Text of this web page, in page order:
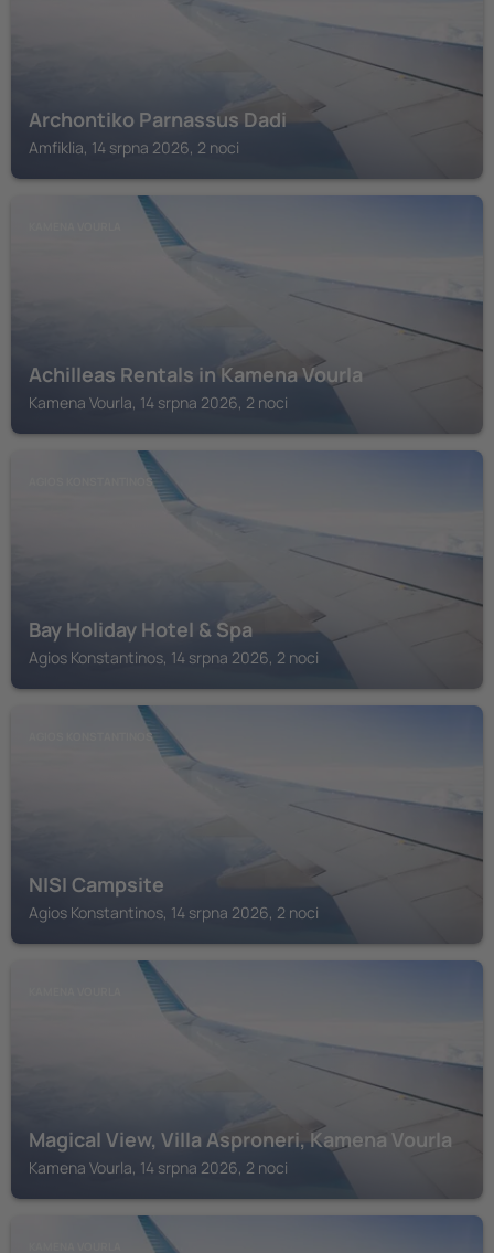
Archontiko Parnassus Dadi
Amfiklia, 14 srpna 2026, 2 noci
Achilleas Rentals in Kamena Vourla
Kamena Vourla, 14 srpna 2026, 2 noci
AGIOS KONSTANTINOS
Bay Holiday Hotel & Spa
Agios Konstantinos, 14 srpna 2026, 2 noci
AGIOS KONSTANTINOS
NISI Campsite
Agios Konstantinos, 14 srpna 2026, 2 noci
Magical View, Villa Asproneri, Kamena Vourla
Kamena Vourla, 14 srpna 2026, 2 noci